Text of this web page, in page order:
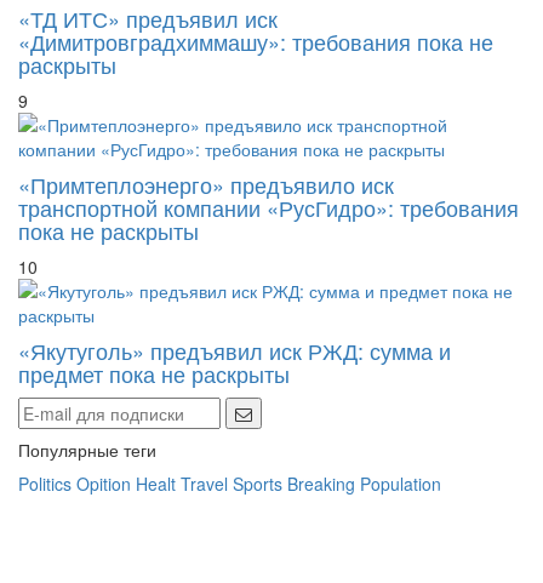
«ТД ИТС» предъявил иск
«Димитровградхиммашу»: требования пока не
раскрыты
9
«Примтеплоэнерго» предъявило иск
транспортной компании «РусГидро»: требования
пока не раскрыты
10
«Якутуголь» предъявил иск РЖД: сумма и
предмет пока не раскрыты
Популярные теги
Politics Opition Healt Travel Sports Breaking Population